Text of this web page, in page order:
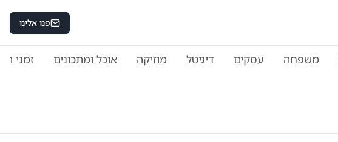
פנו אלינו
משפחה עסקים דיגיטל מוזיקה אוכל ומתכונים זמני